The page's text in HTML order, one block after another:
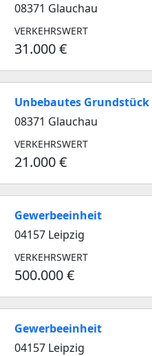
08371 Glauchau
VERKEHRSWERT
31.000 €
Unbebautes Grundstück
08371 Glauchau
VERKEHRSWERT
21.000 €
Gewerbeeinheit
04157 Leipzig
VERKEHRSWERT
500.000 €
Gewerbeeinheit
04157 Leipzig